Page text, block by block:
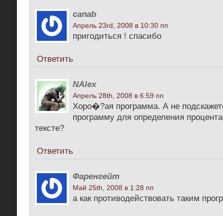
canab
Апрель 23rd, 2008 в 10:30 пп
пригодиться ! спасибо
Ответить
NAlex
Апрель 28th, 2008 в 6:59 пп
Хоро�?ая программа. А не
программу для определения
тексте?
Ответить
Фаренгейт
Май 25th, 2008 в 1:28 пп
а как противодействовать таким